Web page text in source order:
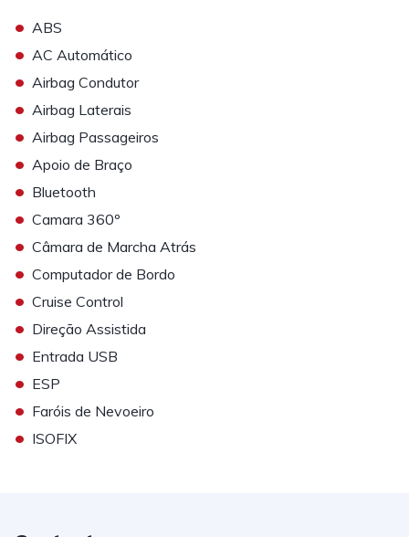
• ABS
• AC Automático
• Airbag Condutor
• Airbag Laterais
• Airbag Passageiros
• Apoio de Braço
• Bluetooth
• Camara 360º
• Câmara de Marcha Atrás
• Computador de Bordo
• Cruise Control
• Direção Assistida
• Entrada USB
• ESP
• Faróis de Nevoeiro
• ISOFIX